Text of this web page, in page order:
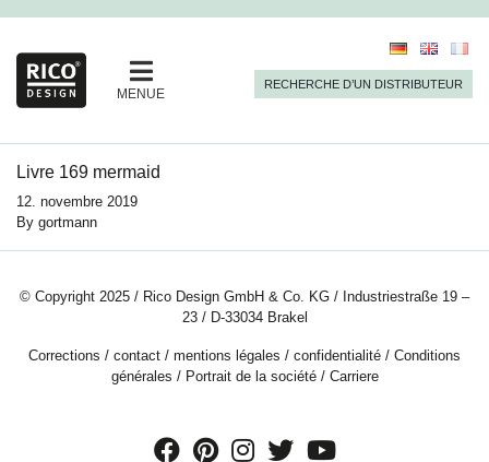
MENUE
RECHERCHE D’UN DISTRIBUTEUR
Livre 169 mermaid
12. novembre 2019
By gortmann
© Copyright 2025 / Rico Design GmbH & Co. KG / Industriestraße 19 –
23 / D-33034 Brakel
Corrections / contact / mentions légales / confidentialité / Conditions
générales / Portrait de la société/ Carriere